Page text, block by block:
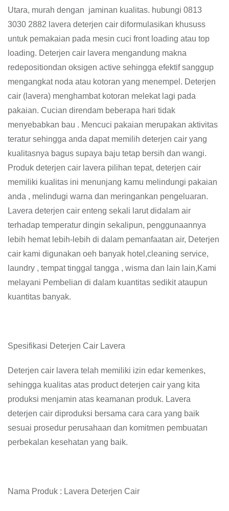
Utara, murah dengan jaminan kualitas. hubungi 0813
3030 2882 lavera deterjen cair diformulasikan khususs
untuk pemakaian pada mesin cuci front loading atau top
loading. Deterjen cair lavera mengandung makna
redepositiondan oksigen active sehingga efektif sanggup
mengangkat noda atau kotoran yang menempel. Deterjen
cair (lavera) menghambat kotoran melekat lagi pada
pakaian. Cucian direndam beberapa hari tidak
menyebabkan bau . Mencuci pakaian merupakan aktivitas
teratur sehingga anda dapat memilih deterjen cair yang
kualitasnya bagus supaya baju tetap bersih dan wangi.
Produk deterjen cair lavera pilihan tepat, deterjen cair
memiliki kualitas ini menunjang kamu melindungi pakaian
anda , melindugi warna dan meringankan pengeluaran.
Lavera deterjen cair enteng sekali larut didalam air
terhadap temperatur dingin sekalipun, penggunaannya
lebih hemat lebih-lebih di dalam pemanfaatan air, Deterjen
cair kami digunakan oeh banyak hotel,cleaning service,
laundry , tempat tinggal tangga , wisma dan lain lain,Kami
melayani Pembelian di dalam kuantitas sedikit ataupun
kuantitas banyak.
Spesifikasi Deterjen Cair Lavera
Deterjen cair lavera telah memiliki izin edar kemenkes,
sehingga kualitas atas product deterjen cair yang kita
produksi menjamin atas keamanan produk. Lavera
deterjen cair diproduksi bersama cara cara yang baik
sesuai prosedur perusahaan dan komitmen pembuatan
perbekalan kesehatan yang baik.
Nama Produk : Lavera Deterjen Cair